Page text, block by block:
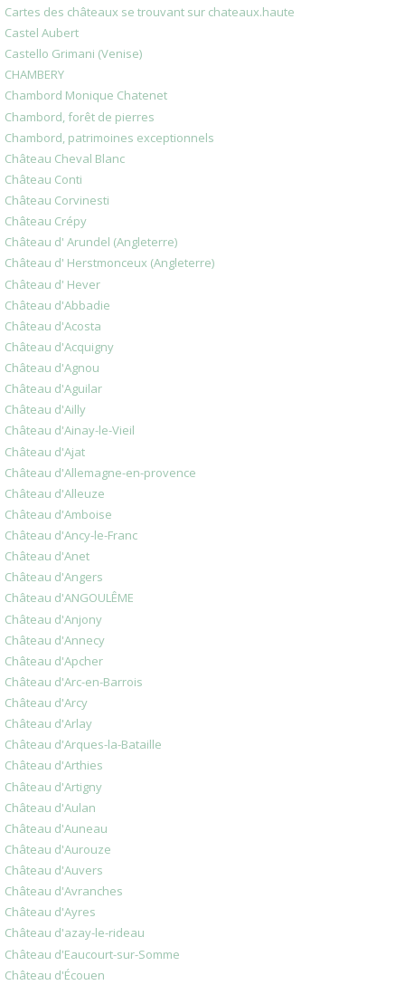
Cartes des châteaux se trouvant sur chateaux.haute
Castel Aubert
Castello Grimani (Venise)
CHAMBERY
Chambord Monique Chatenet
Chambord, forêt de pierres
Chambord, patrimoines exceptionnels
Château Cheval Blanc
Château Conti
Château Corvinesti
Château Crépy
Château d' Arundel (Angleterre)
Château d' Herstmonceux (Angleterre)
Château d' Hever
Château d'Abbadie
Château d'Acosta
Château d'Acquigny
Château d'Agnou
Château d'Aguilar
Château d'Ailly
Château d'Ainay-le-Vieil
Château d'Ajat
Château d'Allemagne-en-provence
Château d'Alleuze
Château d'Amboise
Château d'Ancy-le-Franc
Château d'Anet
Château d'Angers
Château d'ANGOULÊME
Château d'Anjony
Château d'Annecy
Château d'Apcher
Château d'Arc-en-Barrois
Château d'Arcy
Château d'Arlay
Château d'Arques-la-Bataille
Château d'Arthies
Château d'Artigny
Château d'Aulan
Château d'Auneau
Château d'Aurouze
Château d'Auvers
Château d'Avranches
Château d'Ayres
Château d'azay-le-rideau
Château d'Eaucourt-sur-Somme
Château d'Écouen